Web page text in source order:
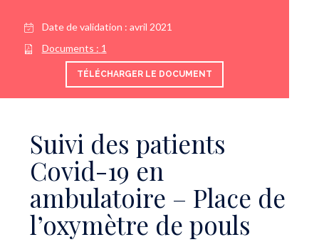
Date de validation : avril 2021
Documents : 1
TÉLÉCHARGER LE DOCUMENT
Suivi des patients
Covid-19 en
ambulatoire – Place de
l’oxymètre de pouls